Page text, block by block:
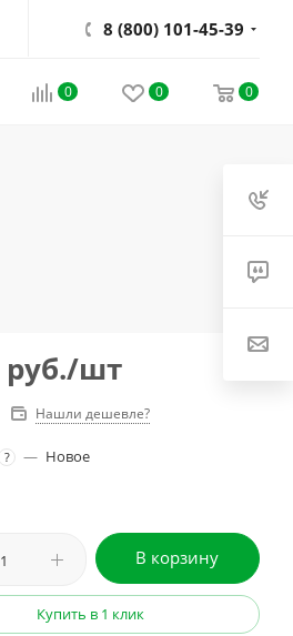
8 (800) 101-45-39
0 0 0
руб./шт
Нашли дешевле?
? — Новое
В корзину
Купить в 1 клик